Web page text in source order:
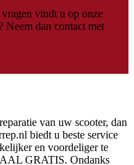
vindt u op onze
Neem dan contact met
van uw scooter, dan
biedt u beste service
en voordeliger te
GRATIS. Ondanks